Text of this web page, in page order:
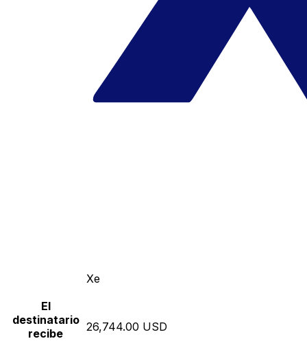
Xe
El
destinatario
recibe
26,744.00 USD